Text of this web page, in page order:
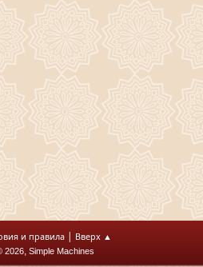
и правила | Вверх ▲
2026, Simple Machines